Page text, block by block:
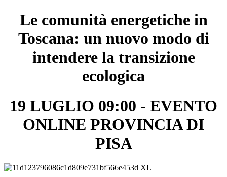
Le comunità energetiche in
Toscana: un nuovo modo di
intendere la transizione
ecologica
19 LUGLIO 09:00 - EVENTO
ONLINE PROVINCIA DI
PISA